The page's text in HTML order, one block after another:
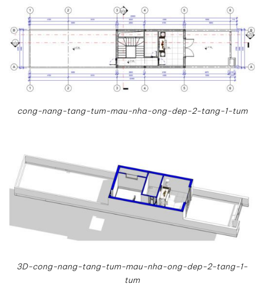
cong-nang-tang-tum-mau-nha-ong-dep-2-tang-1-tum
3D-cong-nang-tang-tum-mau-nha-ong-dep-2-tang-1-
tum